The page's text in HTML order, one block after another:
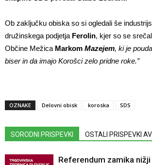
Ob zaključku obiska so si ogledali še
družinskega podjetja Ferolin, kjer so se
Občine Mežica Markom Mazejem, ki je
biser in da imajo Korošci zelo pridne roke.”
OZNAKE Delovni obisk koroska SDS
SORODNI PRISPEVKI OSTALI PRISPEVKI
Referendum zamika nižji